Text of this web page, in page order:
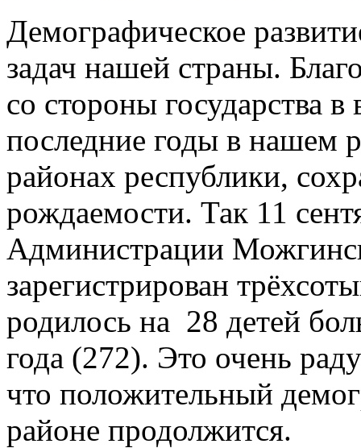
Демографическое
задач нашей страны.
со стороны государства в
последние годы в нашем
районах республики,
рождаемости. Так 11
Администрации
зарегистрирован
родилось на 28 детей
года (272). Это очень
что положительный
районе продолжится.